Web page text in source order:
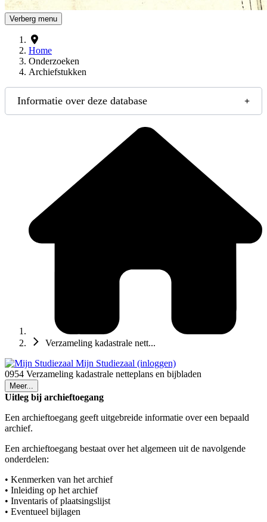
Verberg menu
Home
Onderzoeken
Archiefstukken
Informatie over deze database
Verzameling kadastrale nett...
Mijn Studiezaal (inloggen)
0954 Verzameling kadastrale netteplans en bijbladen
Meer...
Uitleg bij archieftoegang
Een archieftoegang geeft uitgebreide informatie over een bepaald
archief.
Een archieftoegang bestaat over het algemeen uit de navolgende
onderdelen:
• Kenmerken van het archief
• Inleiding op het archief
• Inventaris of plaatsingslijst
• Eventueel bijlagen